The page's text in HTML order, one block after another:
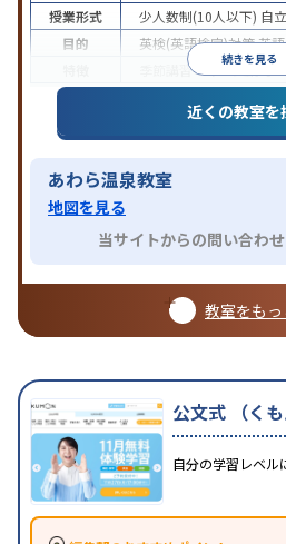
続きを見る
授業形式
少人数制(10人以下) 自
目的
英検(英語検定)対策英
季節講習のみの受講可
近くの教室を
あわら温泉教室
地図を見る
当サイトからの問い合わ
教室をもっ
公文式 （くも
自分の学習レベル